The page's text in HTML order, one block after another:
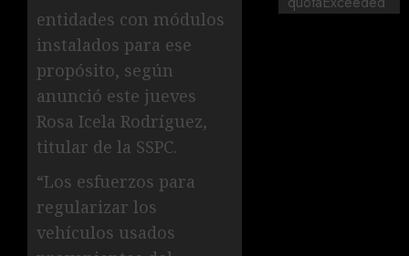
entidades con módulos
instalados para ese
propósito, según
anunció este jueves
Rosa Icela Rodríguez,
titular de la SSPC.
“Los esfuerzos para
regularizar los
vehículos usados